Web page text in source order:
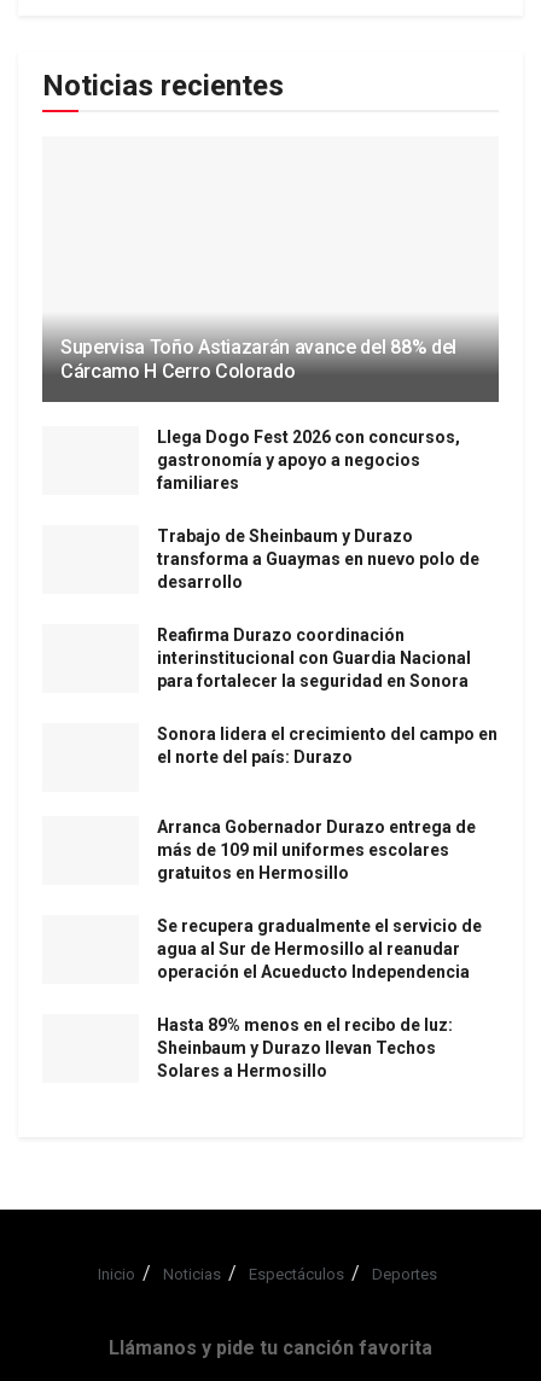
Noticias recientes
Supervisa Toño Astiazarán avance del 88% del
Cárcamo H Cerro Colorado
Llega Dogo Fest 2026 con concursos,
gastronomía y apoyo a negocios
familiares
Trabajo de Sheinbaum y Durazo
transforma a Guaymas en nuevo polo de
desarrollo
Reafirma Durazo coordinación
interinstitucional con Guardia Nacional
para fortalecer la seguridad en Sonora
Sonora lidera el crecimiento del campo en
el norte del país: Durazo
Arranca Gobernador Durazo entrega de
más de 109 mil uniformes escolares
gratuitos en Hermosillo
Se recupera gradualmente el servicio de
agua al Sur de Hermosillo al reanudar
operación el Acueducto Independencia
Hasta 89% menos en el recibo de luz:
Sheinbaum y Durazo llevan Techos
Solares a Hermosillo
Inicio Noticias Espectáculos Deportes
Llámanos y pide tu canción favorita